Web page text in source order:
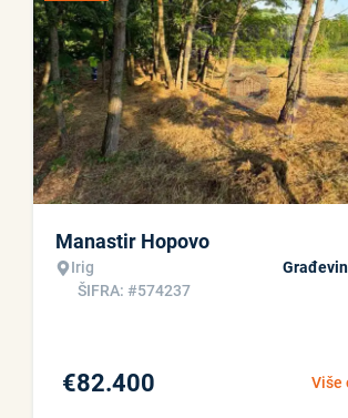
Manastir Hopovo
Irig
ŠIFRA: #574237
Više
€82.400